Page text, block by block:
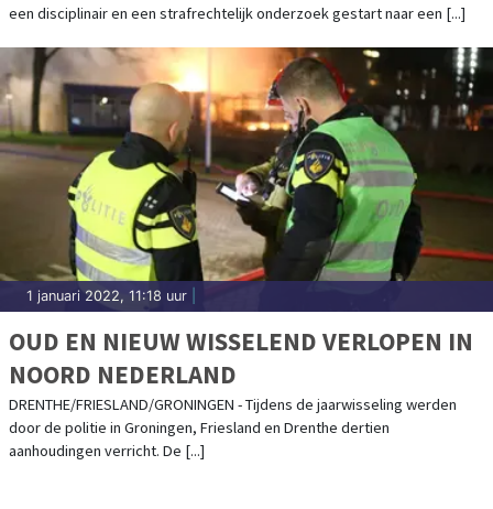
een disciplinair en een strafrechtelijk onderzoek gestart naar een [...]
1 januari 2022, 11:18 uur
OUD EN NIEUW WISSELEND VERLOPEN IN
NOORD NEDERLAND
DRENTHE/FRIESLAND/GRONINGEN - Tijdens de jaarwisseling werden
door de politie in Groningen, Friesland en Drenthe dertien
aanhoudingen verricht. De [...]